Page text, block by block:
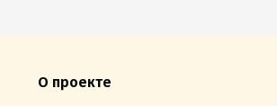
О проекте